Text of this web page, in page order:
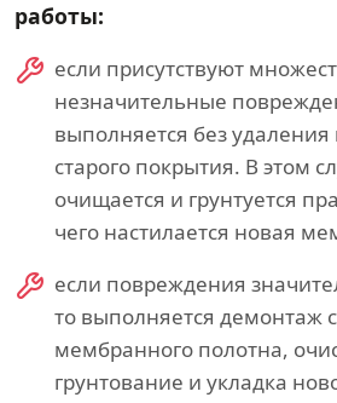
работы:
если присутствуют
незначительные
выполняется без удаления
старого покрытия. В этом
очищается и грунтуется
чего настилается новая
если повреждения
то выполняется демонтаж
мембранного полотна,
грунтование и укладка